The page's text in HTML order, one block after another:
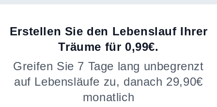
Erstellen Sie den Lebenslauf Ihrer
Träume für 0,99€.
Greifen Sie 7 Tage lang unbegrenzt
auf Lebensläufe zu, danach 29,90€
monatlich